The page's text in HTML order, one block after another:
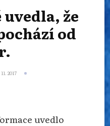
že
od
2017
uvedlo